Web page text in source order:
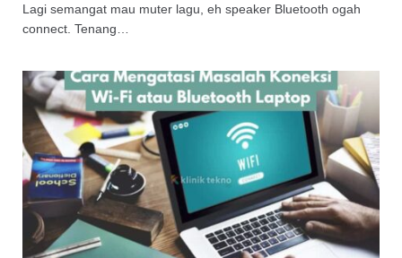
Lagi semangat mau muter lagu, eh speaker Bluetooth ogah
connect. Tenang…